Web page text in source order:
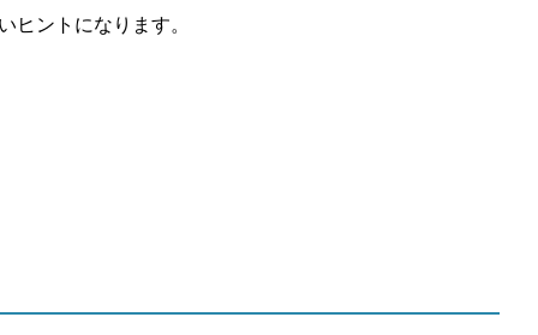
ヒントになります。